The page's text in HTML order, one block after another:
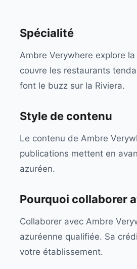
Spécialité
Ambre Verywhere explore
couvre les restaurants
font le buzz sur la Riviera.
Style de contenu
Le contenu de Ambre
publications mettent en
azuréen.
Pourquoi collaborer
Collaborer avec Ambre
azuréenne qualifiée. Sa
votre établissement.